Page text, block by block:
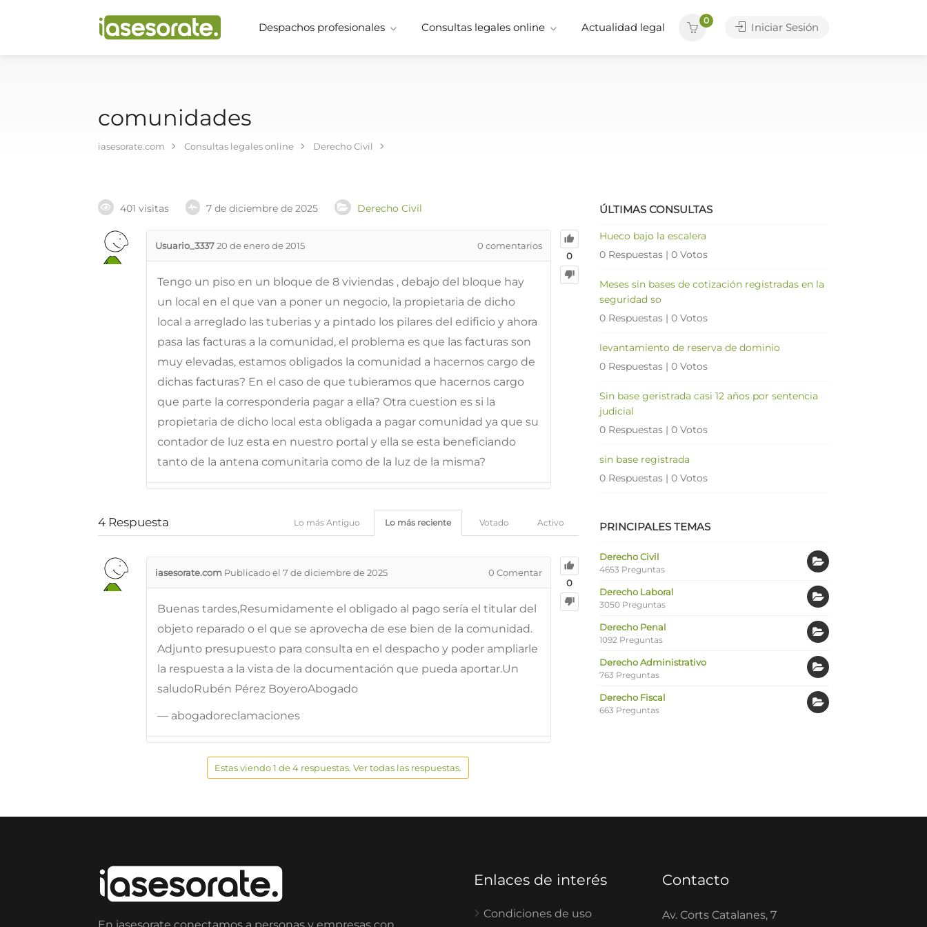
Despachos profesionales Consultas legales online Actualidad legal
0
Iniciar Sesión
comunidades
iasesorate.com Consultas legales online Derecho Civil
401 visitas 7 de diciembre de 2025 Derecho Civil
0
Usuario_333720 de enero de 2015 0 comentarios
Tengo un piso en un bloque de 8 viviendas , debajo del bloque hay
un local en el que van a poner un negocio, la propietaria de dicho
local a arreglado las tuberias y a pintado los pilares del edificio y ahora
pasa las facturas a la comunidad, el problema es que las facturas son
muy elevadas, estamos obligados la comunidad a hacernos cargo de
dichas facturas? En el caso de que tubieramos que hacernos cargo
que parte la corresponderia pagar a ella? Otra cuestion es si la
propietaria de dicho local esta obligada a pagar comunidad ya que su
contador de luz esta en nuestro portal y ella se esta beneficiando
tanto de la antena comunitaria como de la luz de la misma?
4 Respuesta Activo
Votado
Lo más reciente
Lo más Antiguo
0
iasesorate.com Publicado el 7 de diciembre de 2025 0 Comentar
Buenas tardes,Resumidamente el obligado al pago sería el titular del
objeto reparado o el que se aprovecha de ese bien de la comunidad.
Adjunto presupuesto para consulta en el despacho y poder ampliarle
la respuesta a la vista de la documentación que pueda aportar.Un
saludoRubén Pérez BoyeroAbogado
— abogadoreclamaciones
Estas viendo 1 de 4 respuestas. Ver todas las respuestas.
ÚLTIMAS CONSULTAS
Hueco bajo la escalera
0 Respuestas | 0 Votos
Meses sin bases de cotización registradas en la
seguridad so
0 Respuestas | 0 Votos
levantamiento de reserva de dominio
0 Respuestas | 0 Votos
Sin base geristrada casi 12 años por sentencia
judicial
0 Respuestas | 0 Votos
sin base registrada
0 Respuestas | 0 Votos
PRINCIPALES TEMAS
Derecho Civil
4653 Preguntas
Derecho Laboral
3050 Preguntas
Derecho Penal
1092 Preguntas
Derecho Administrativo
763 Preguntas
Derecho Fiscal
663 Preguntas
Enlaces de interés
Condiciones de uso
Contacto
Av. Corts Catalanes, 7